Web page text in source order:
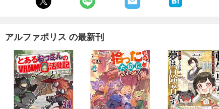
アルファポリス の最新刊